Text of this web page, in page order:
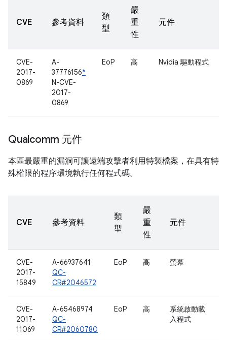
CVE 參考資料
類
型
嚴
重
性
元件
CVE-
2017-
0869
A-
37776156*
N-CVE-
2017-
0869
EoP 高 Nvidia 驅動程式
Qualcomm 元件
本區最嚴重的漏洞可讓遠端攻擊者利用特製檔案，在具有特
殊權限的程序環境執行任何程式碼。
CVE 參考資料
類
型
嚴
重
性
元件
CVE-
2017-
15849
A-66937641
QC-
CR#2046572
EoP 高 螢幕
CVE-
2017-
11069
A-65468974
QC-
CR#2060780
EoP 高
系統啟動載
入程式